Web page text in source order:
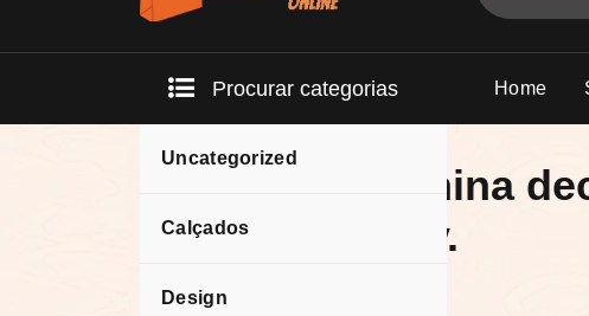
Procurar categorias
Uncategorized
Calçados
Design
Home
Vestido feminina
cruzado Sexy.